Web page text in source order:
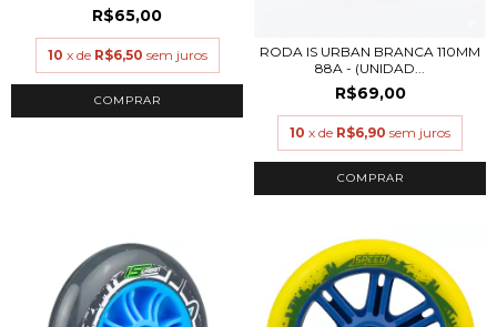
R$65,00
10 x de R$6,50 sem juros
COMPRAR
RODA IS URBAN BRANCA 110MM
88A - (UNIDAD...
R$69,00
10 x de R$6,90 sem juros
COMPRAR